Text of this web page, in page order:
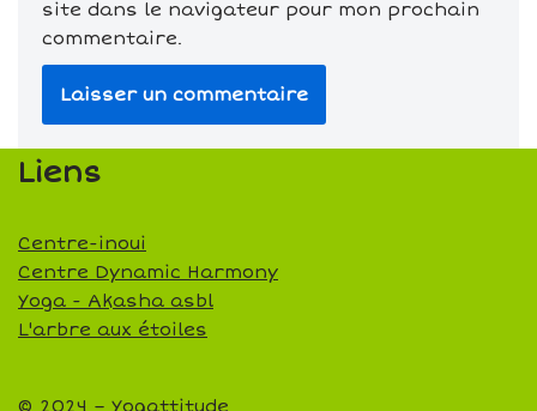
site dans le navigateur pour mon prochain
commentaire.
Liens
Centre-inoui
Centre Dynamic Harmony
Yoga - Akasha asbl
L'arbre aux étoiles
© 2024 – Yogattitude